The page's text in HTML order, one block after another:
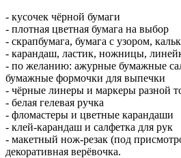
- кусочек чёрной бумаги
- плотная цветная бумага на выбор
- скрапбумага, бумага с узором,
- карандаш, ластик, ножницы,
- по желанию: ажурные бумажные
бумажные формочки для выпечки
- чёрные линеры и маркеры разной
- белая гелевая ручка
- фломастеры и цветные карандаши
- клей-карандаш и салфетка для рук
- макетный нож-резак (под
декоративная верёвочка.